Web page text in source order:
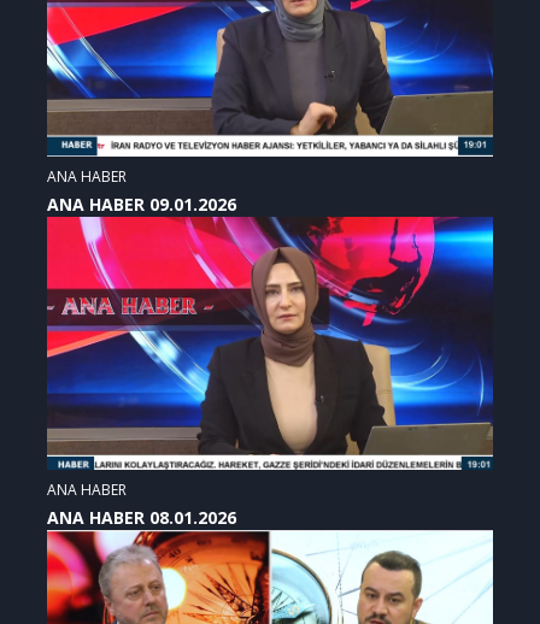
ANA HABER
ANA HABER 09.01.2026
ANA HABER
ANA HABER 08.01.2026